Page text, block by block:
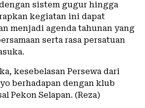
sistem gugur hingga
kegiatan ini dapat
menjadi agenda tahunan yang
serta rasa persatuan
kesebelasan Persewa dari
berhadapan dengan klub
Pekon Selapan. (Reza)